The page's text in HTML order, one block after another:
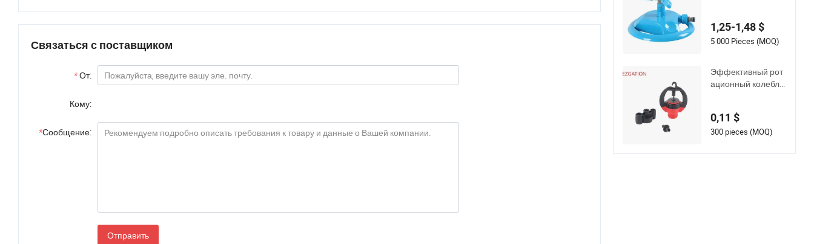
Связаться с поставщиком
*От:
Кому:
*Сообщение:
Отправить
о вращающегося с
адового орошения
1,25-1,48 $
5 000 Pieces (MOQ)
Эффективный рот
ационный колеблю
ь для полива газон
ов из пластика
0,11 $
300 pieces (MOQ)